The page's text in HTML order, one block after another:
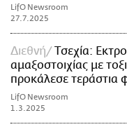
LifO Newsroom
27.7.2025
Διεθνή
Tσεχία:
αμαξοστοιχίας με
προκάλεσε τεράστια
LifO Newsroom
1.3.2025